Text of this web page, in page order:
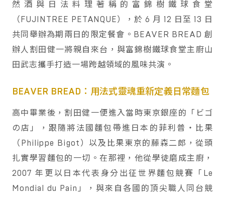
然酒與日法料理著稱的富錦樹鐵球食堂
（FUJINTREE PETANQUE），於 6 月 12 日至 13 日
共同舉辦為期兩日的限定餐會。BEAVER BREAD 創
辦人割田健一將親自來台，與富錦樹鐵球食堂主廚山
田武志攜手打造一場跨越領域的風味共演。
BEAVER BREAD：用法式靈魂重新定義日常麵包
高中畢業後，割田健一便進入當時東京銀座的「ビゴ
の店」，跟隨將法國麵包帶進日本的菲利普・比果
（Philippe Bigot）以及比果東京的藤森二郎，從頭
扎實學習麵包的一切。在那裡，他從學徒磨成主廚，
2007 年更以日本代表身分出征世界麵包競賽「Le
Mondial du Pain」，與來自各國的頂尖職人同台競